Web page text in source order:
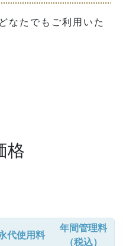
なたでもご利用いた
格
代使用料
年間管理料
（税込）